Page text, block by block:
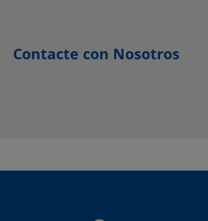
VCR-
8-
Contacte con Nosotros